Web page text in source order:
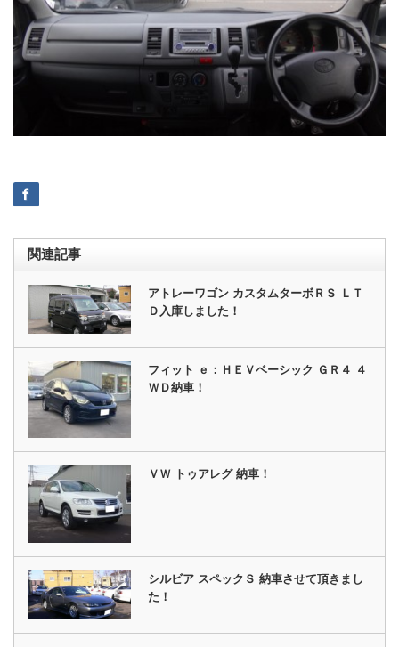
関連記事
アトレーワゴン カスタムターボＲＳ ＬＴ
Ｄ入庫しました！
フィット ｅ：ＨＥＶベーシック ＧＲ４ ４
ＷＤ納車！
ＶＷ トゥアレグ 納車！
シルビア スペックＳ 納車させて頂きまし
た！